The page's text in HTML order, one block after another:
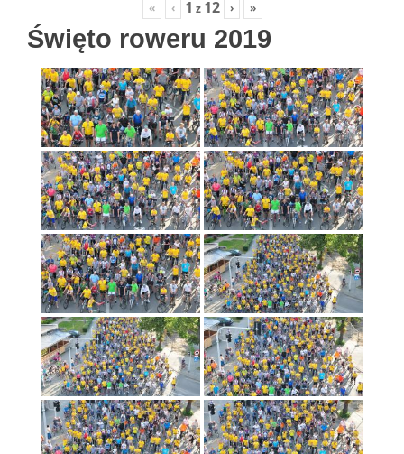
« ‹ 1 z 12 › »
Święto roweru 2019